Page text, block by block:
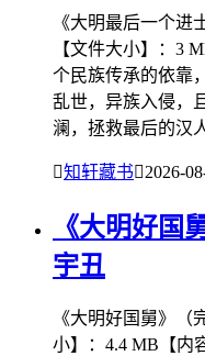
《大明最后一个进
【文件大小】：3
个民族传承的依靠
乱世，异族入侵，
澜，拯救最后的汉
知轩藏书2026-
《大明好国
宇丑
《大明好国舅》（
小】：4.4 MB【内